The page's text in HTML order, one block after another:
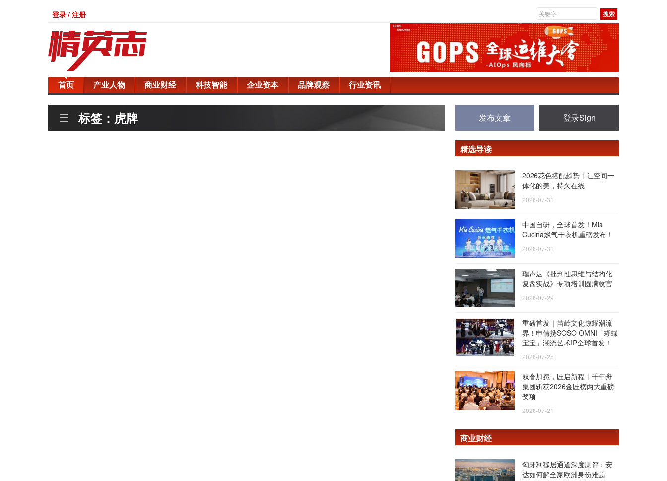
登录 / 注册
首页 产业人物 商业财经 科技智能 企业资本 品牌观察 行业资讯
标签：虎牌 发布文章 登录Sign
精选导读
2026花色搭配趋势丨让空间一
体化的美，持久在线
2026-07-31
中国自研，全球首发！Mia
Cucina燃气干衣机重磅发布！
2026-07-31
瑞声达《批判性思维与结构化
复盘实战》专项培训圆满收官
2026-07-29
重磅首发｜苗岭文化惊耀潮流
界！申倩携SOSO OMNI「蝴蝶
宝宝」潮流艺术IP全球首发！
2026-07-25
双誉加冕，匠启新程丨千年舟
集团斩获2026金匠榜两大重磅
奖项
2026-07-21
商业财经
匈牙利移居通道深度测评：安
达如何解全家欧洲身份难题